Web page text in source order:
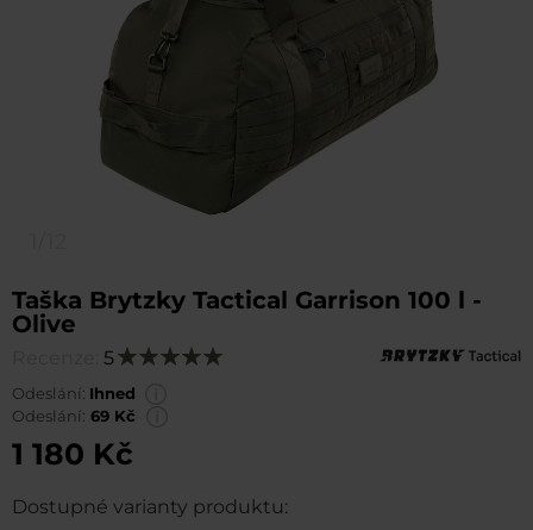
Taška Brytzky Tactical Garrison 100 l -
Olive
5Hodnocení:
Odeslání: Ihned
Odeslání: 69 Kč
1 180 Kč
Dostupné varianty produktu: